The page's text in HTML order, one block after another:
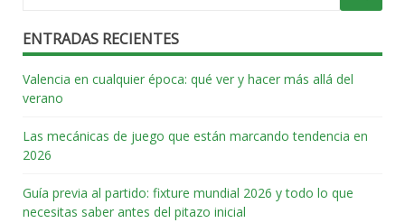
ENTRADAS RECIENTES
Valencia en cualquier época: qué ver y hacer más allá del
verano
Las mecánicas de juego que están marcando tendencia en
2026
Guía previa al partido: fixture mundial 2026 y todo lo que
necesitas saber antes del pitazo inicial